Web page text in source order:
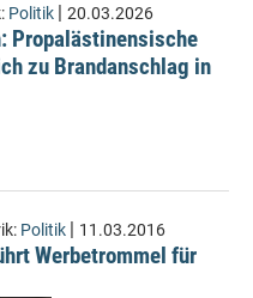
Politik | 20.03.2026
Propalästinensische
zu Brandanschlag in
Politik | 11.03.2016
Werbetrommel für